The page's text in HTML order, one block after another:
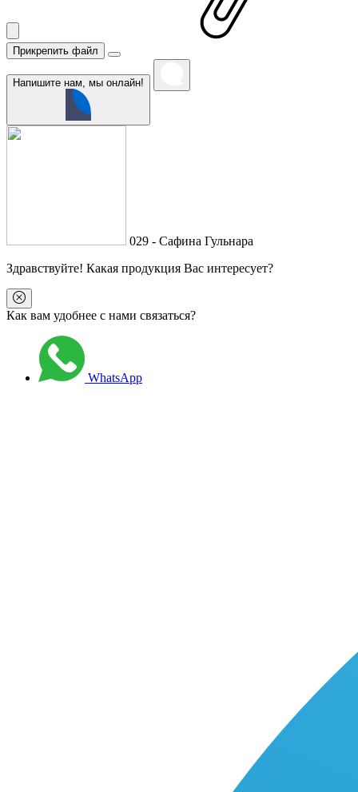
Прикрепить файл
Напишите нам, мы онлайн!
029 - Сафина Гульнара
Здравствуйте! Какая продукция Вас интересует?
Как вам удобнее с нами связаться?
WhatsApp